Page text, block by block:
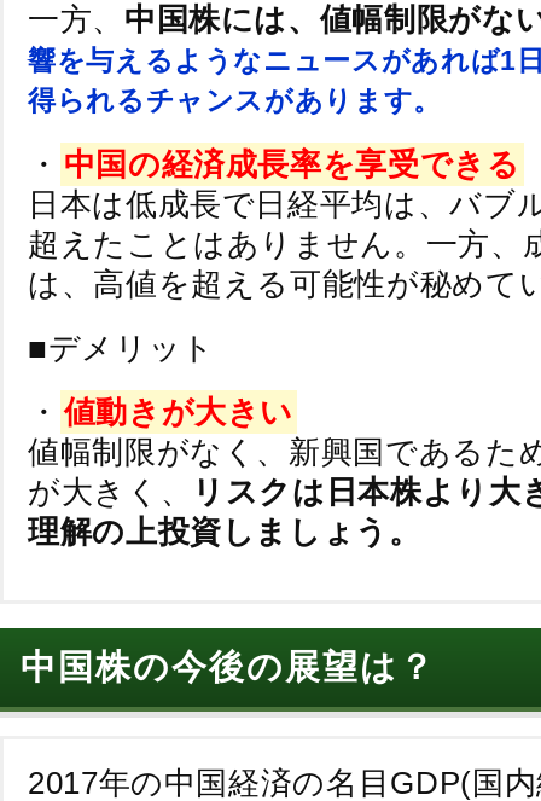
一方、 中国株には、値幅制限がな
響を与えるようなニュースがあれば1
得られるチャンスがあります。
・ 中国の経済成長率を享受できる
日本は低成長で日経平均は、バブ
超えたことはありません。一方、
は、高値を超える可能性が秘めて
■デメリット
・ 値動きが大きい
値幅制限がなく、新興国であるた
が大きく、
リスクは日本株より大
理解の上投資しましょう。
中国株の今後の展望は？
2017年の中国経済の名目GDP(国